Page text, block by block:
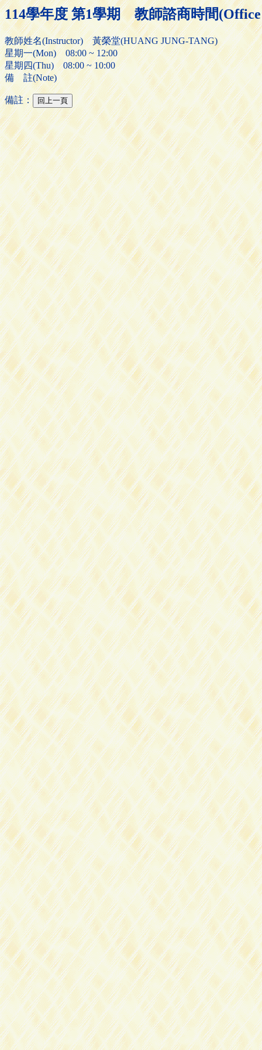
114學年度 第1學期 教師諮商時間
教師姓名(Instructor) 黃榮堂(HUANG JUNG-TANG)
星期一(Mon) 08:00 ~ 12:00
星期四(Thu) 08:00 ~ 10:00
備 註(Note)
備註：